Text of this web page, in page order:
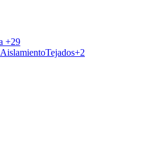
+29
AislamientoTejados+2